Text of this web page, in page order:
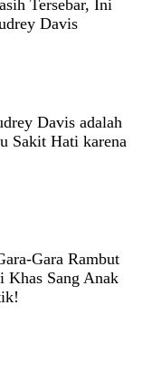
Tersebar, Ini
Davis
Davis adalah
Sakit Hati karena
Gara Rambut
Khas Sang Anak